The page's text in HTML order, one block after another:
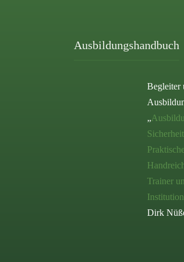
Ausbildungshandbuch
Begleiter
„
Trainer
Dirk